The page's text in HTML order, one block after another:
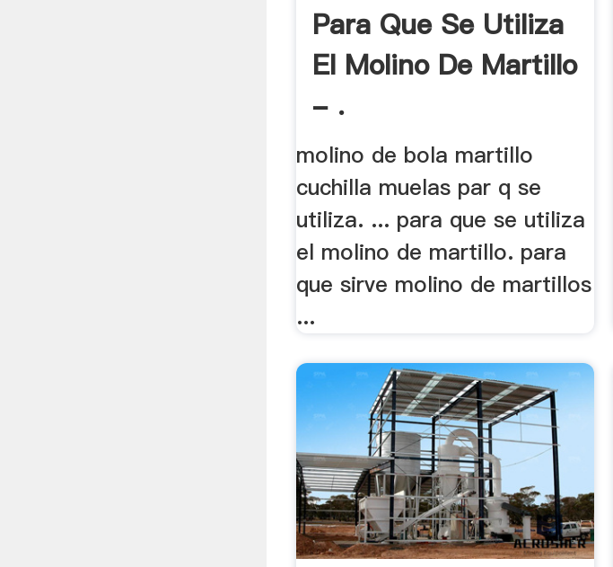
Para Que Se Utiliza
El Molino De Martillo
- .
molino de bola martillo
cuchilla muelas par q se
utiliza. ... para que se utiliza
el molino de martillo. para
que sirve molino de martillos
...